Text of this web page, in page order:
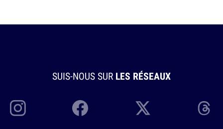
SUIS-NOUS SUR LES RÉSEAUX